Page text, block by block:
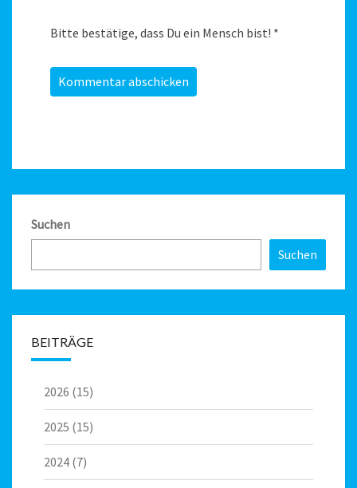
Bitte bestätige, dass Du ein Mensch bist! *
Suchen
Suchen
BEITRÄGE
2026 (15)
2025 (15)
2024 (7)